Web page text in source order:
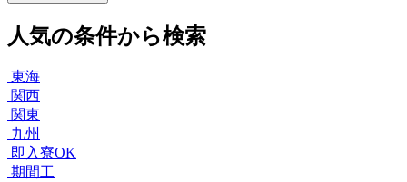
人気の条件から検索
東海
関西
関東
九州
即入寮OK
期間工